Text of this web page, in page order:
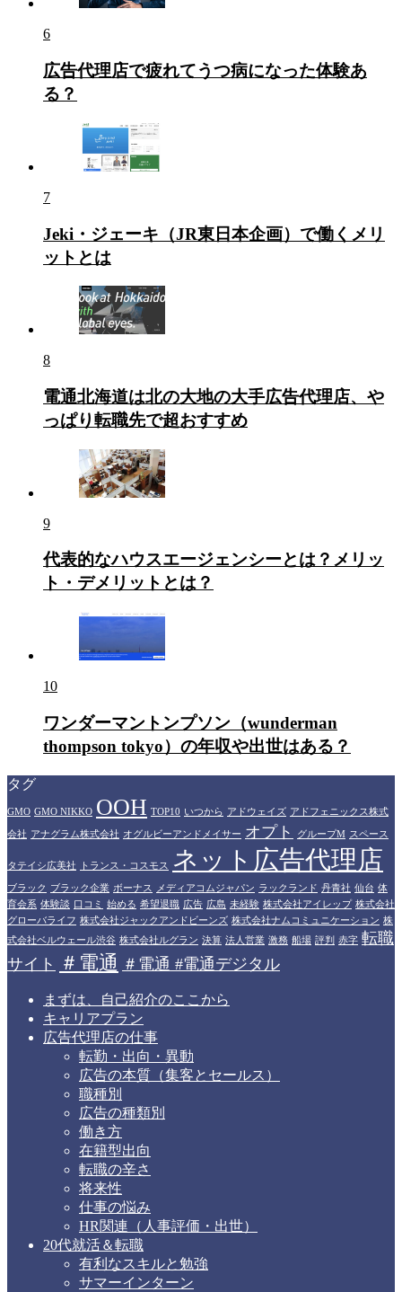
6
広告代理店で疲れてうつ病になった体験あ
る？
7
Jeki・ジェーキ（JR東日本企画）で働くメリ
ットとは
8
電通北海道は北の大地の大手広告代理店、や
っぱり転職先で超おすすめ
9
代表的なハウスエージェンシーとは？メリッ
ト・デメリットとは？
10
ワンダーマントンプソン（wunderman
thompson tokyo）の年収や出世はある？
タグ
GMO GMO NIKKO OOH TOP10 いつから アドウェイズ アドフェニックス株式
会社 アナグラム株式会社 オグルビーアンドメイサー オプト グループM スペース
タテイシ広美社 トランス・コスモス ネット広告代理店
ブラック ブラック企業 ボーナス メディアコムジャパン ラックランド 丹青社 仙台 体
育会系 体験談 口コミ 始める 希望退職 広告 広島 未経験 株式会社アイレップ 株式会社
グローバライフ 株式会社ジャックアンドビーンズ 株式会社ナムコミュニケーション 株
式会社ベルウェール渋谷 株式会社ルグラン 決算 法人営業 激務 船場 評判 赤字 転職
サイト
＃電通 ＃電通 #電通デジタル
まずは、自己紹介のここから
キャリアプラン
広告代理店の仕事
転勤・出向・異動
広告の本質（集客とセールス）
職種別
広告の種類別
働き方
在籍型出向
転職の辛さ
将来性
仕事の悩み
HR関連（人事評価・出世）
20代就活＆転職
有利なスキルと勉強
サマーインターン